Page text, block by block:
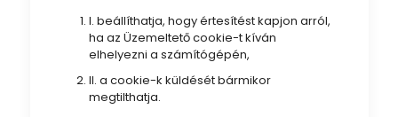
I. beállíthatja, hogy értesítést kapjon arról,
ha az Üzemeltető cookie-t kíván
elhelyezni a számítógépén,
II. a cookie-k küldését bármikor
megtilthatja.